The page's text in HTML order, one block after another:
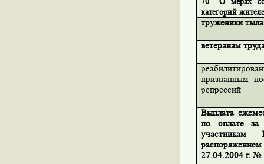
категорий
труженики
ветеранам
признанным
репрессий
Выплата
по оплате за
27.04.2004 г.